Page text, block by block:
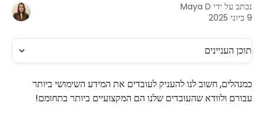
נכתב על ידי Maya D
9 ביוני 2025
תוכן העניינים
כמנהלים, חשוב לנו להעניק לעובדים את המידע השימושי ביותר
עבורם ולוודא שהעובדים שלנו הם המקצועיים ביותר בתחומם!